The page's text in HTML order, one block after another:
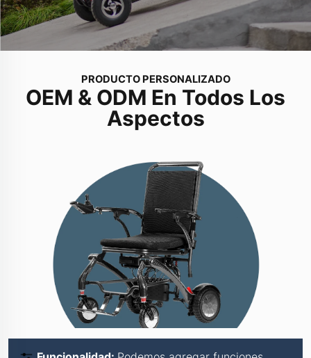
PRODUCTO PERSONALIZADO
OEM & ODM En Todos Los
Aspectos